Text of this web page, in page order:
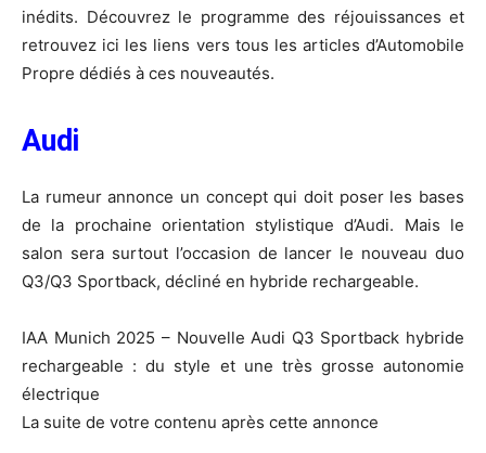
inédits. Découvrez le programme des réjouissances et
retrouvez ici les liens vers tous les articles d’Automobile
Propre dédiés à ces nouveautés.
Audi
La rumeur annonce un concept qui doit poser les bases
de la prochaine orientation stylistique d’Audi. Mais le
salon sera surtout l’occasion de lancer le nouveau duo
Q3/Q3 Sportback, décliné en hybride rechargeable.
IAA Munich 2025 – Nouvelle Audi Q3 Sportback hybride
rechargeable : du style et une très grosse autonomie
électrique
La suite de votre contenu après cette annonce